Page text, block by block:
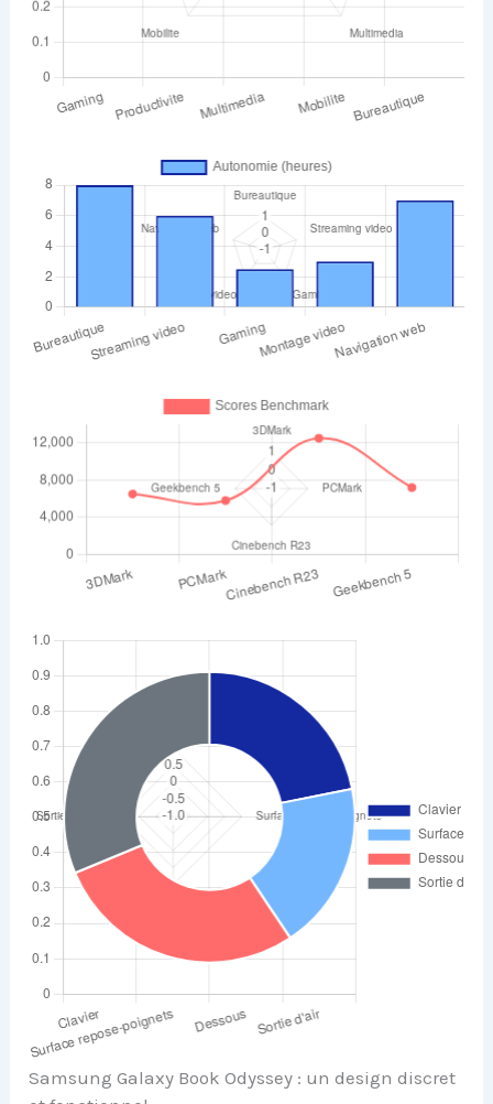
Samsung Galaxy Book Odyssey : un design discret